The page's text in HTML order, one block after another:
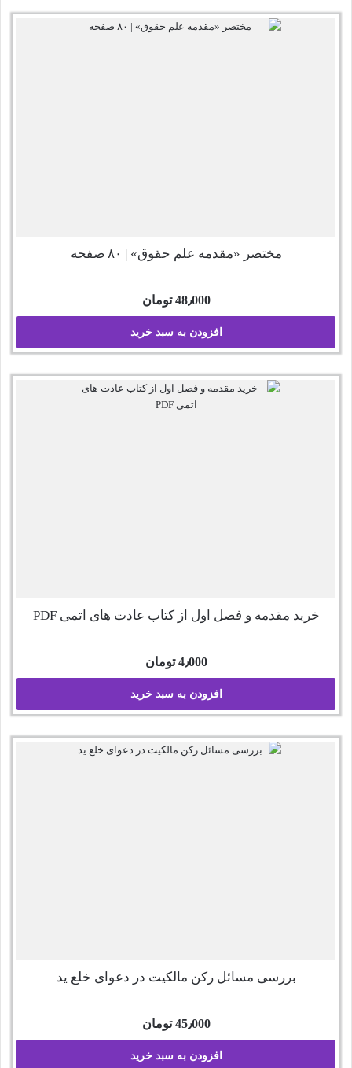
مختصر «مقدمه علم حقوق» | ۸۰ صفحه
48٫000 تومان
افزودن به سبد خرید
خرید مقدمه و فصل اول از کتاب عادت های اتمی PDF
4٫000 تومان
افزودن به سبد خرید
بررسی مسائل رکن مالکیت در دعوای خلع ید
45٫000 تومان
افزودن به سبد خرید